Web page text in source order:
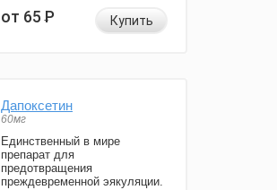
от 65Р Купить
Дапоксетин
60мг
Единственный в мире
препарат для
предотвращения
преждевременной эякуляции.